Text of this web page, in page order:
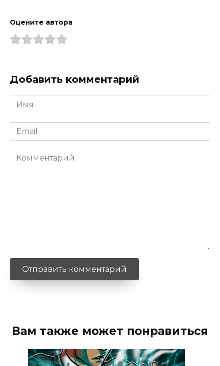
Оцените автора
Добавить комментарий
Имя
*
Email
*
Комментарий
Вам также может понравиться